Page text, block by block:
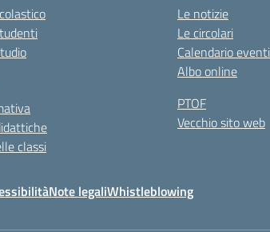
classi
Le notizie
Le circolari
Calendario eventi
Albo online
PTOF
Vecchio sito web
Note legaliWhistleblowing